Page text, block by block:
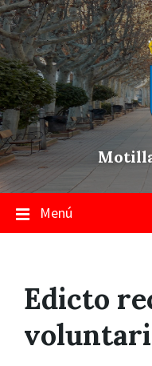
Skip
to
content
Saltar
a
la
navegación
principal
Saltar
a
pie
de
página
Menú
Edicto